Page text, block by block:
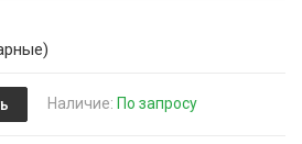
Наличие: По запросу